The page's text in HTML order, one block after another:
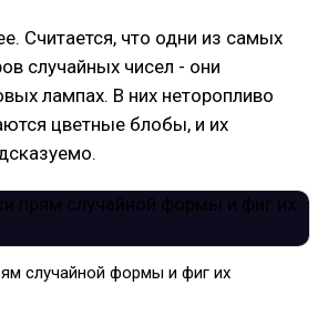
Считается, что одни из самых
случайных чисел - они
лампах. В них неторопливо
цветные блобы, и их
случайной формы и фиг их